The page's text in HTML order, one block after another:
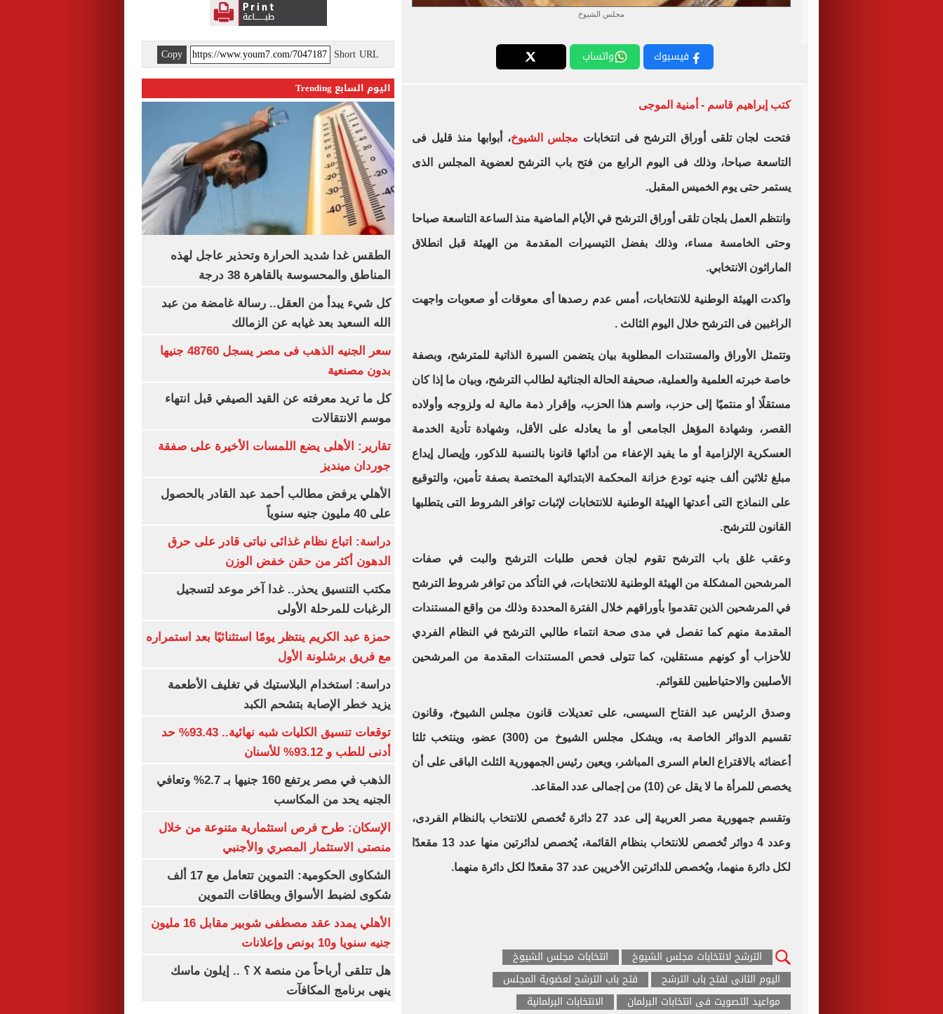
مجلس الشيوخ
فيسبوك واتساب
كتب إبراهيم قاسم - أمنية الموجى
فتحت لجان تلقى أوراق الترشح فى انتخابات مجلس الشيوخ، أبوابها منذ قليل فى
التاسعة صباحا، وذلك فى اليوم الرابع من فتح باب الترشح لعضوية المجلس الذى
يستمر حتى يوم الخميس المقبل.
وانتظم العمل بلجان تلقى أوراق الترشح في الأيام الماضية منذ الساعة التاسعة صباحا
وحتى الخامسة مساء، وذلك بفضل التيسيرات المقدمة من الهيئة قبل انطلاق
الماراثون الانتخابي.
واكدت الهيئة الوطنية للانتخابات، أمس عدم رصدها أى معوقات أو صعوبات واجهت
الراغبين فى الترشح خلال اليوم الثالث .
وتتمثل الأوراق والمستندات المطلوبة بيان يتضمن السيرة الذاتية للمترشح، وبصفة
خاصة خبرته العلمية والعملية، صحيفة الحالة الجنائية لطالب الترشح، وبيان ما إذا كان
مستقلًا أو منتميًا إلى حزب، واسم هذا الحزب، وإقرار ذمة مالية له ولزوجه وأولاده
القصر، وشهادة المؤهل الجامعى أو ما يعادله على الأقل، وشهادة تأدية الخدمة
العسكرية الإلزامية أو ما يفيد الإعفاء من أدائها قانونا بالنسبة للذكور، وإيصال إيداع
مبلغ ثلاثين ألف جنيه تودع خزانة المحكمة الابتدائية المختصة بصفة تأمين، والتوقيع
على النماذج التى أعدتها الهيئة الوطنية للانتخابات لإثبات توافر الشروط التى يتطلبها
القانون للترشح.
وعقب غلق باب الترشح تقوم لجان فحص طلبات الترشح والبت في صفات
المرشحين المشكلة من الهيئة الوطنية للانتخابات، في التأكد من توافر شروط الترشح
في المرشحين الذين تقدموا بأوراقهم خلال الفترة المحددة وذلك من واقع المستندات
المقدمة منهم كما تفصل في مدى صحة انتماء طالبي الترشح في النظام الفردي
للأحزاب أو كونهم مستقلين، كما تتولى فحص المستندات المقدمة من المرشحين
الأصليين والاحتياطيين للقوائم.
وصدق الرئيس عبد الفتاح السيسى، على تعديلات قانون مجلس الشيوخ، وقانون
تقسيم الدوائر الخاصة به، ويشكل مجلس الشيوخ من (300) عضو، وينتخب ثلثا
أعضائه بالاقتراع العام السرى المباشر، ويعين رئيس الجمهورية الثلث الباقى على أن
يخصص للمرأة ما لا يقل عن (10) من إجمالى عدد المقاعد.
وتقسم جمهورية مصر العربية إلى عدد 27 دائرة تُخصص للانتخاب بالنظام الفردى،
وعدد 4 دوائر تُخصص للانتخاب بنظام القائمة، يُخصص لدائرتين منها عدد 13 مقعدًا
لكل دائرة منهما، ويُخصص للدائرتين الأخريين عدد 37 مقعدًا لكل دائرة منهما.
الترشح لانتخابات مجلس الشيوخ
انتخابات مجلس الشيوخ
اليوم الثانى لفتح باب الترشح
فتح باب الترشح لعضوية المجلس
مواعيد التصويت فى انتخابات البرلمان
الانتخابات البرلمانية
Short URL
Copy
اليوم السابع Trending
الطقس غدا شديد الحرارة وتحذير عاجل لهذه
المناطق والمحسوسة بالقاهرة 38 درجة
كل شيء يبدأ من العقل.. رسالة غامضة من عبد
الله السعيد بعد غيابه عن الزمالك
سعر الجنيه الذهب فى مصر يسجل 48760 جنيها
بدون مصنعية
كل ما تريد معرفته عن القيد الصيفي قبل انتهاء
موسم الانتقالات
تقارير: الأهلى يضع اللمسات الأخيرة على صفقة
جوردان مينديز
الأهلي يرفض مطالب أحمد عبد القادر بالحصول
على 40 مليون جنيه سنوياً
دراسة: اتباع نظام غذائى نباتى قادر على حرق
الدهون أكثر من حقن خفض الوزن
مكتب التنسيق يحذر.. غدا آخر موعد لتسجيل
الرغبات للمرحلة الأولى
حمزة عبد الكريم ينتظر يومًا استثنائيًا بعد استمراره
مع فريق برشلونة الأول
دراسة: استخدام البلاستيك في تغليف الأطعمة
يزيد خطر الإصابة بتشحم الكبد
توقعات تنسيق الكليات شبه نهائية.. 93.43% حد
أدنى للطب و 93.12% للأسنان
الذهب في مصر يرتفع 160 جنيها بـ 2.7% وتعافي
الجنيه يحد من المكاسب
الإسكان: طرح فرص استثمارية متنوعة من خلال
منصتى الاستثمار المصري والأجنبي
الشكاوى الحكومية: التموين تتعامل مع 17 ألف
شكوى لضبط الأسواق وبطاقات التموين
الأهلي يمدد عقد مصطفى شوبير مقابل 16 مليون
جنيه سنويا و10 بونص وإعلانات
هل تتلقى أرباحاً من منصة X ؟ .. إيلون ماسك
ينهى برنامج المكافآت